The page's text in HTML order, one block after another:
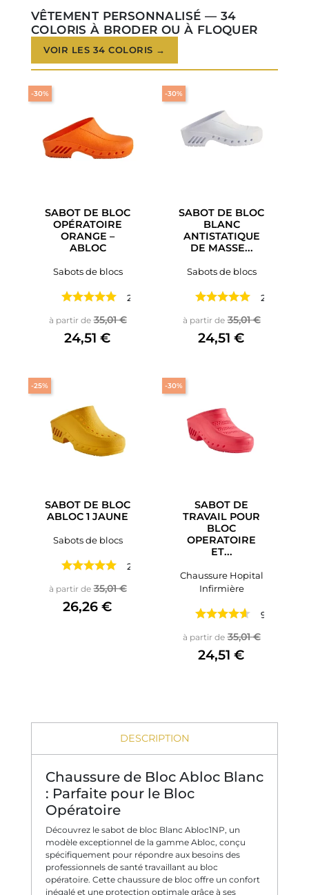
VÊTEMENT PERSONNALISÉ — 34
COLORIS À BRODER OU À FLOQUER
VOIR LES 34 COLORIS →
SABOT DE BLOC
OPÉRATOIRE
ORANGE –
ABLOC
Sabots de blocs
2 avis
à partir de Prix de base
35,01 €Prix
24,51 €
-30%
SABOT DE BLOC
BLANC
ANTISTATIQUE
DE MASSE...
Sabots de blocs
2 avis
à partir de Prix de base
35,01 €Prix
24,51 €
-30%
SABOT DE BLOC
ABLOC 1 JAUNE
Sabots de blocs
2 avis
à partir de Prix de base
35,01 €Prix
26,26 €
-25%
SABOT DE
TRAVAIL POUR
BLOC
OPERATOIRE
ET...
Chaussure Hopital
Infirmière
9 avis
à partir de Prix de base
35,01 €Prix
24,51 €
-30%
DESCRIPTION
Chaussure de Bloc Abloc Blanc
: Parfaite pour le Bloc
Opératoire
Découvrez le sabot de bloc Blanc Abloc1NP, un
modèle exceptionnel de la gamme Abloc, conçu
spécifiquement pour répondre aux besoins des
professionnels de santé travaillant au bloc
opératoire. Cette chaussure de bloc offre un confort
inégalé et une protection optimale grâce à ses